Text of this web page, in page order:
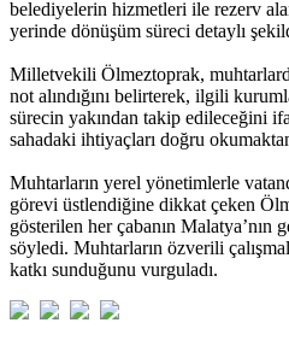
belediyelerin hizmetleri ile rezerv
yerinde dönüşüm süreci detaylı
Milletvekili Ölmeztoprak,
not alındığını belirterek, ilgili
sürecin yakından takip edileceğini
sahadaki ihtiyaçları doğru
Muhtarların yerel yönetimlerle
görevi üstlendiğine dikkat çeken
gösterilen her çabanın Malatya’nın
söyledi. Muhtarların özverili
katkı sunduğunu vurguladı.